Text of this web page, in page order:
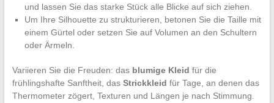
und lassen Sie das starke Stück alle Blicke auf sich ziehen.
Um Ihre Silhouette zu strukturieren, betonen Sie die Taille mit
einem Gürtel oder setzen Sie auf Volumen an den Schultern
oder Ärmeln.
Variieren Sie die Freuden: das blumige Kleid für die
frühlingshafte Sanftheit, das Strickkleid für Tage, an denen das
Thermometer zögert, Texturen und Längen je nach Stimmung.